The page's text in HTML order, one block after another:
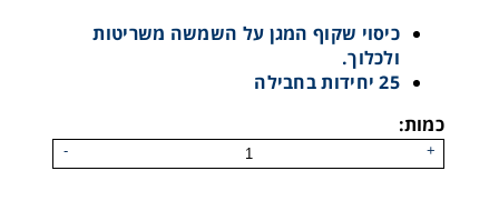
כיסוי שקוף המגן על השמשה משריטות
ולכלוך.
25 יחידות בחבילה
כמות:
+
-